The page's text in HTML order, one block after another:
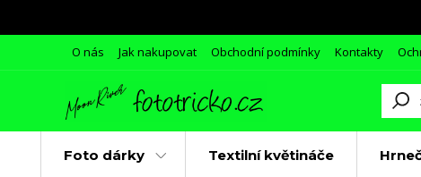
O nás Jak nakupovat Obchodní podmínky Kontakty
Foto dárky Textilní květináče